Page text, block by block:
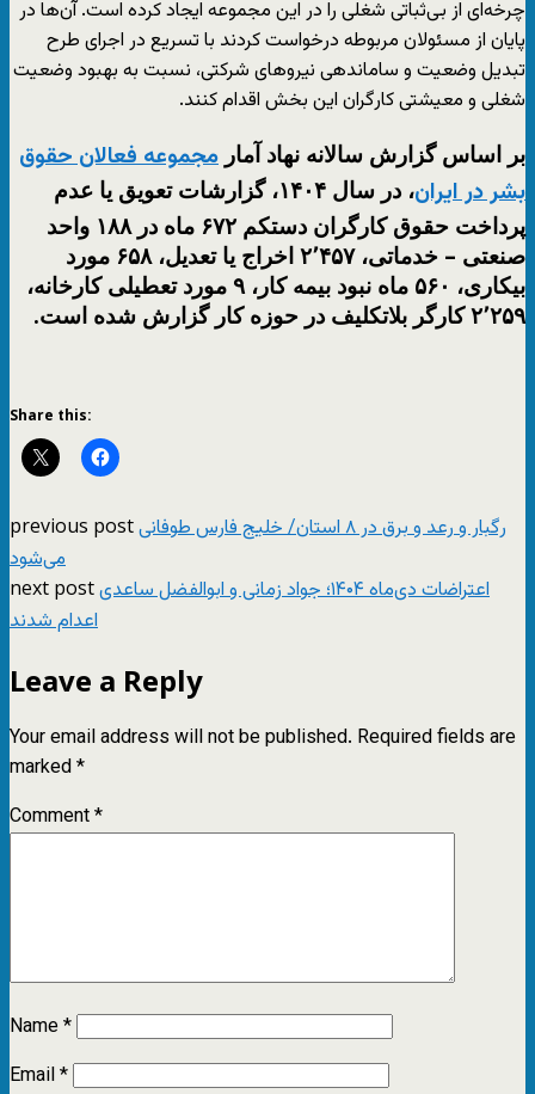
چرخه‌ای از بی‌ثباتی شغلی را در این مجموعه ایجاد کرده است. آن‌ها در
پایان از مسئولان مربوطه درخواست کردند با تسریع در اجرای طرح
تبدیل وضعیت و ساماندهی نیروهای شرکتی، نسبت به بهبود وضعیت
شغلی و معیشتی کارگران این بخش اقدام کنند.
بر اساس گزارش سالانه نهاد آمار مجموعه فعالان حقوق
بشر در ایران
، در سال ۱۴۰۴، گزارشات تعویق یا عدم
پرداخت حقوق کارگران دستکم ۶۷۲ ماه در ۱۸۸ واحد
صنعتی – خدماتی، ۲٬۴۵۷ اخراج یا تعدیل، ۶۵۸ مورد
بیکاری، ۵۶۰ ماه نبود بیمه کار، ۹ مورد تعطیلی کارخانه،
۲٬۲۵۹ کارگر بلاتکلیف در حوزه کار گزارش شده است.
Share this:
previous postرگبار و رعد و برق در ۸ استان/ خلیج فارس طوفانی
می‌شود
next postاعتراضات دی‌ماه ۱۴۰۴؛ جواد زمانی و ابوالفضل ساعدی
اعدام شدند
Leave a Reply
Your email address will not be published. Required fields are
marked*
Comment*
Name*
Email*